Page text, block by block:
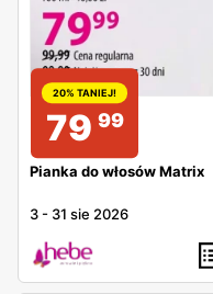
20% TANIEJ!
79 99
Pianka do włosów Matrix
3 - 31 sie 2026